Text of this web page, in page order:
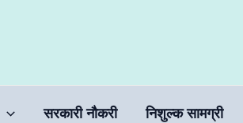
सरकारी नौकरी निशुल्क सामग्री